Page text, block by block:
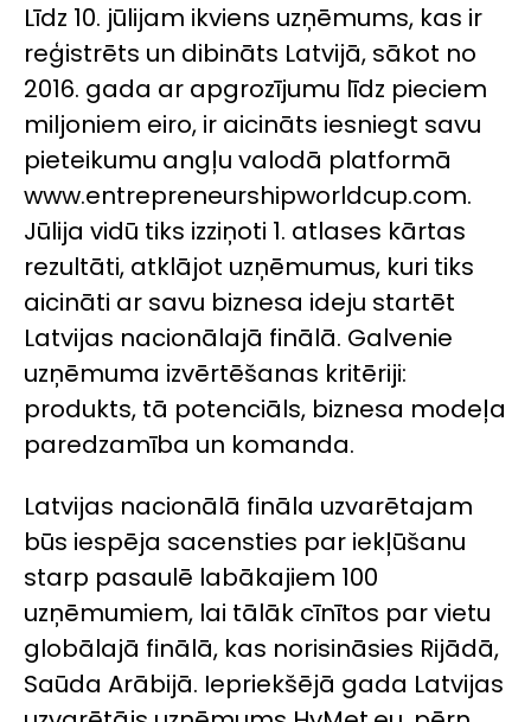
Līdz 10. jūlijam ikviens uzņēmums, kas ir
reģistrēts un dibināts Latvijā, sākot no
2016. gada ar apgrozījumu līdz pieciem
miljoniem eiro, ir aicināts iesniegt savu
pieteikumu angļu valodā platformā
www.entrepreneurshipworldcup.com.
Jūlija vidū tiks izziņoti 1. atlases kārtas
rezultāti, atklājot uzņēmumus, kuri tiks
aicināti ar savu biznesa ideju startēt
Latvijas nacionālajā finālā. Galvenie
uzņēmuma izvērtēšanas kritēriji:
produkts, tā potenciāls, biznesa modeļa
paredzamība un komanda.
Latvijas nacionālā fināla uzvarētajam
būs iespēja sacensties par iekļūšanu
starp pasaulē labākajiem 100
uzņēmumiem, lai tālāk cīnītos par vietu
globālajā finālā, kas norisināsies Rijādā,
Saūda Arābijā. Iepriekšējā gada Latvijas